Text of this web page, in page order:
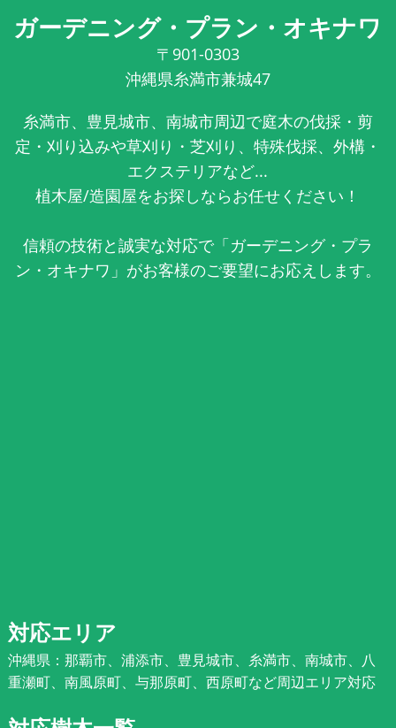
ガーデニング・プラン・オキナワ
〒901-0303
沖縄県糸満市兼城47
糸満市、豊見城市、南城市周辺で庭木の伐採・剪
定・刈り込みや草刈り・芝刈り、特殊伐採、外構・
エクステリアなど...
植木屋/造園屋をお探しならお任せください！
信頼の技術と誠実な対応で「ガーデニング・プラ
ン・オキナワ」がお客様のご要望にお応えします。
対応エリア
沖縄県：那覇市、浦添市、豊見城市、糸満市、南城市、八
重瀬町、南風原町、与那原町、西原町など周辺エリア対応